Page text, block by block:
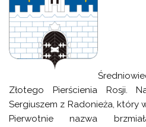
Złotego Pierścienia Rosji.
Sergiuszem z Radonieża, który
Pierwotnie nazwa